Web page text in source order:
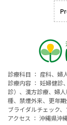
診療科目 ： 産科、婦
診療内容 ： 妊婦健診
診）、漢方診療、婦
種、禁煙外来、更年
ブライダルチェック
アクセス ： 沖縄県沖